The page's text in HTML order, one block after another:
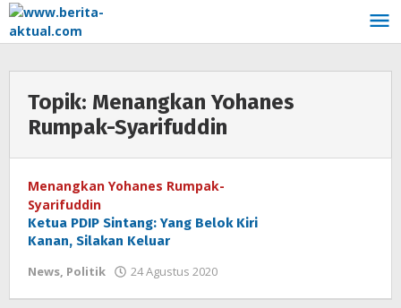
Lewati
ke
konten
Topik: Menangkan Yohanes
Rumpak-Syarifuddin
Menangkan Yohanes Rumpak-
Syarifuddin
Ketua PDIP Sintang: Yang Belok Kiri
Kanan, Silakan Keluar
News, Politik 24 Agustus 2020